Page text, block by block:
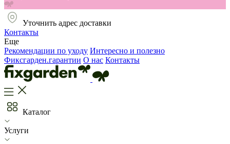
Уточнить адрес доставки
Контакты
Еще
Рекомендации по уходу Интересно и полезно
Фиксгарден.гарантии О нас Контакты
Каталог
Услуги